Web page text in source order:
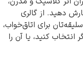
گالری
اتاق‌خواب،
یا آن را